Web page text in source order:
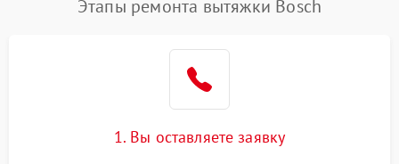
Этапы ремонта вытяжки Bosch
1. Вы оставляете заявку